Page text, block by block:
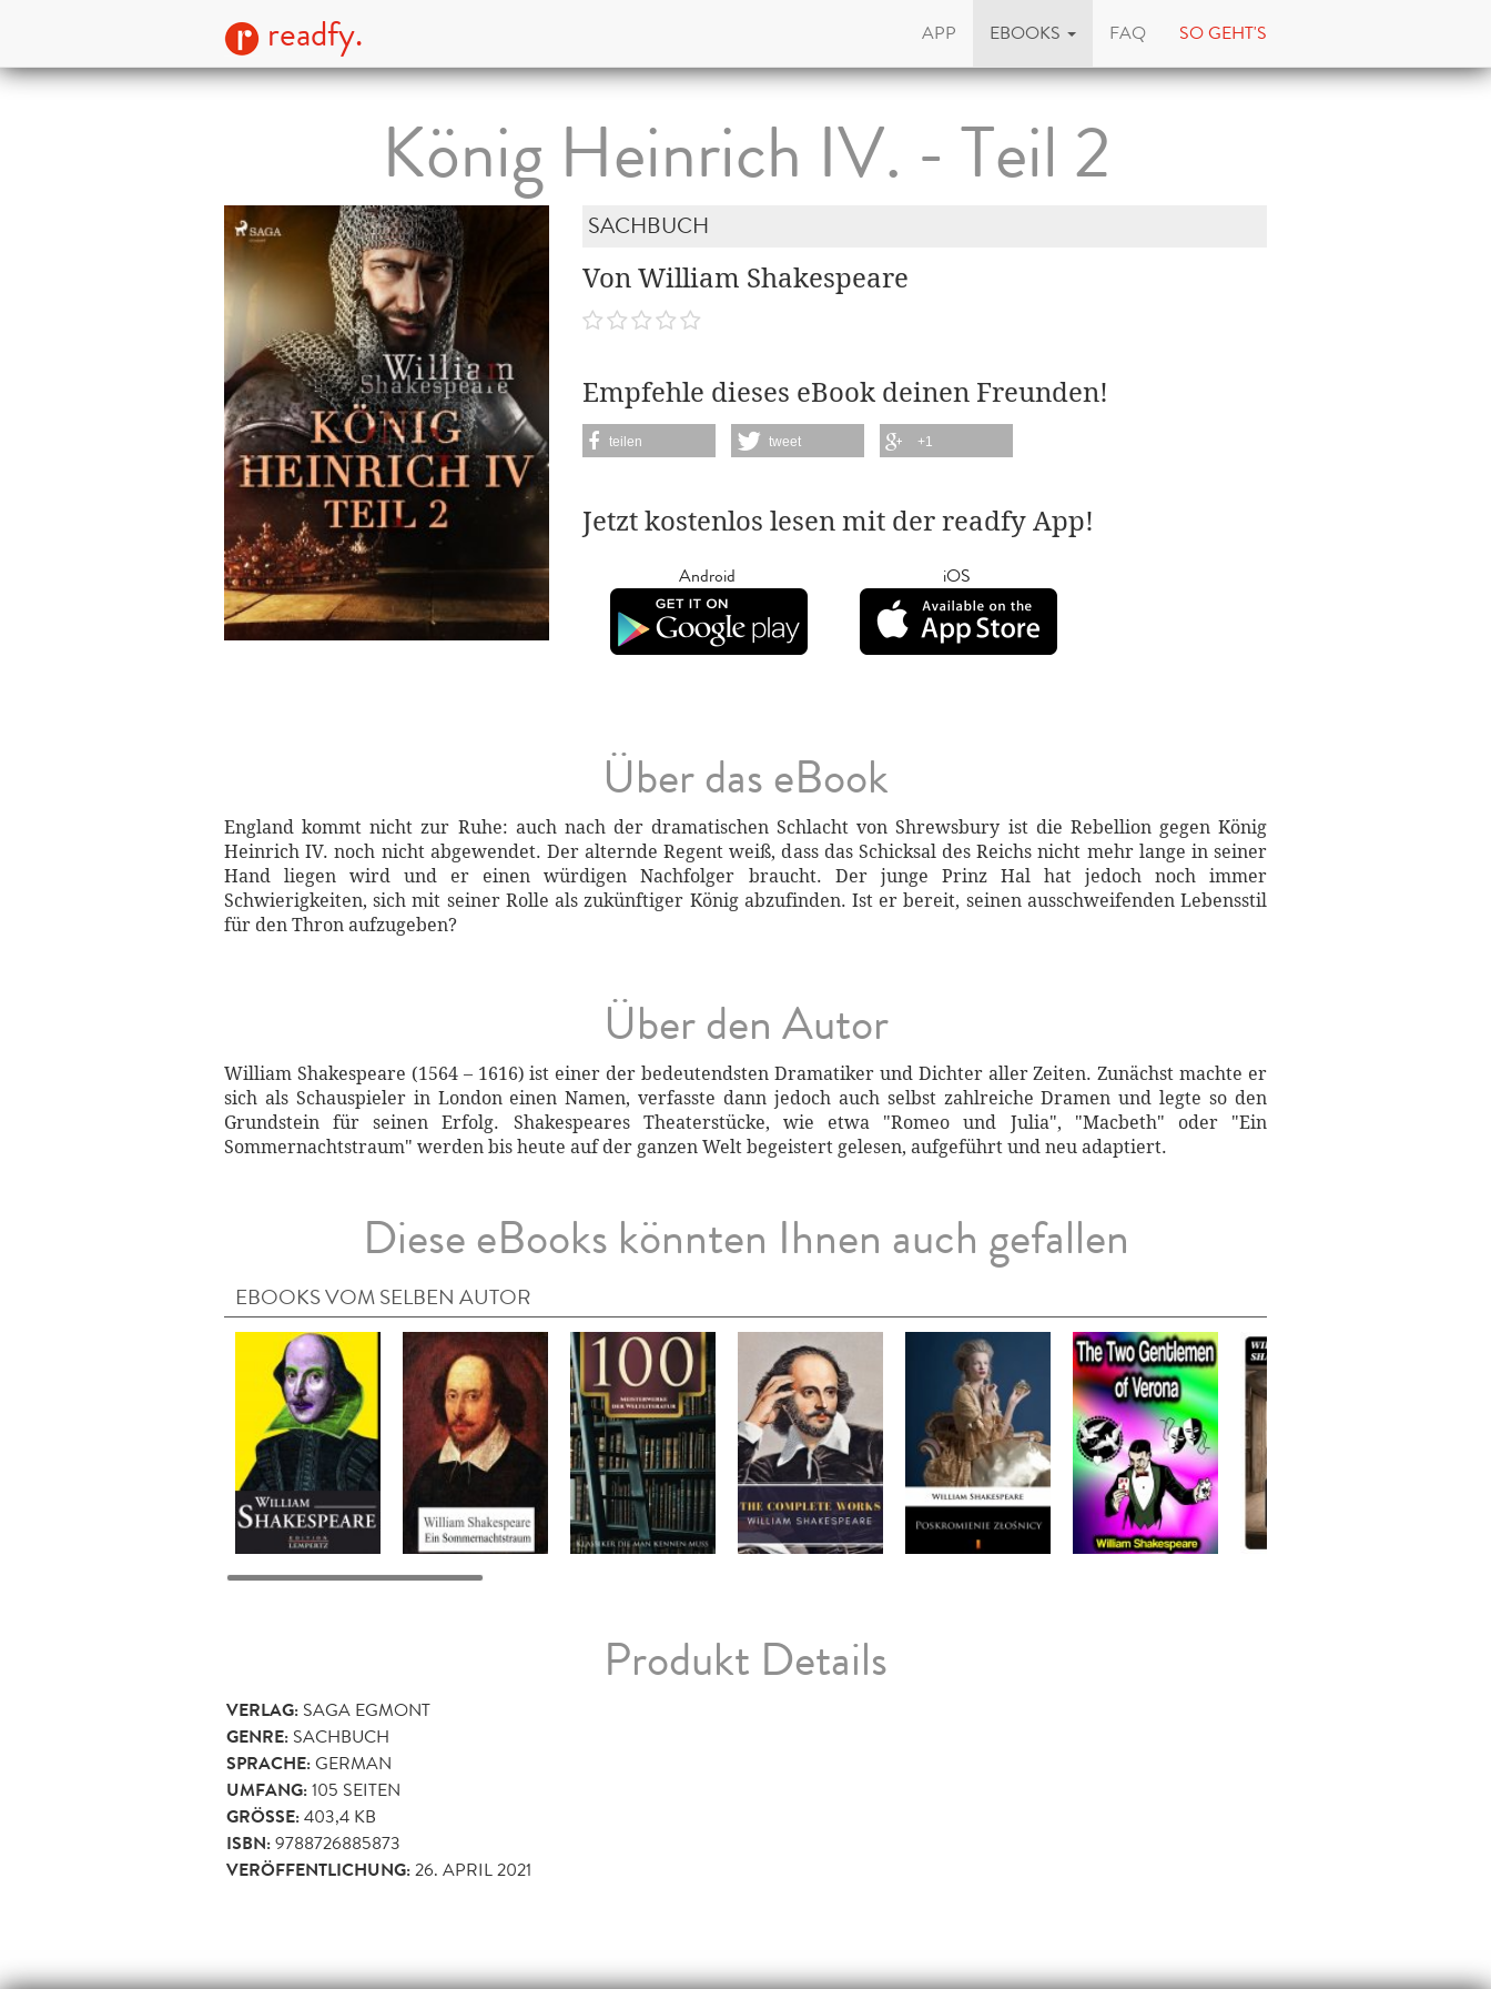
readfy. APP EBOOKS FAQ SO GEHT'S
König Heinrich IV. - Teil 2
SACHBUCH
Von William Shakespeare
Empfehle dieses eBook deinen Freunden!
teilen tweet +1
Jetzt kostenlos lesen mit der readfy App!
Android iOS
Über das eBook
England kommt nicht zur Ruhe: auch nach der dramatischen Schlacht von Shrewsbury ist die Rebellion gegen König
Heinrich IV. noch nicht abgewendet. Der alternde Regent weiß, dass das Schicksal des Reichs nicht mehr lange in seiner
Hand liegen wird und er einen würdigen Nachfolger braucht. Der junge Prinz Hal hat jedoch noch immer
Schwierigkeiten, sich mit seiner Rolle als zukünftiger König abzufinden. Ist er bereit, seinen ausschweifenden Lebensstil
für den Thron aufzugeben?
Über den Autor
William Shakespeare (1564 – 1616) ist einer der bedeutendsten Dramatiker und Dichter aller Zeiten. Zunächst machte er
sich als Schauspieler in London einen Namen, verfasste dann jedoch auch selbst zahlreiche Dramen und legte so den
Grundstein für seinen Erfolg. Shakespeares Theaterstücke, wie etwa "Romeo und Julia", "Macbeth" oder "Ein
Sommernachtstraum" werden bis heute auf der ganzen Welt begeistert gelesen, aufgeführt und neu adaptiert.
Diese eBooks könnten Ihnen auch gefallen
EBOOKS VOM SELBEN AUTOR
Produkt Details
VERLAG: SAGA EGMONT
GENRE: SACHBUCH
SPRACHE:GERMAN
UMFANG:105 SEITEN
GRÖSSE: 403,4 KB
ISBN:9788726885873
VERÖFFENTLICHUNG:26. APRIL 2021